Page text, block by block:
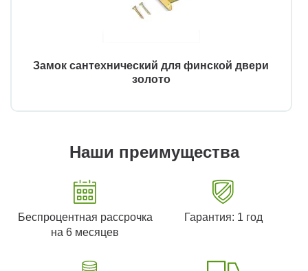
Замок сантехнический для финской двери
золото
Наши преимущества
Беспроцентная рассрочка
на 6 месяцев
Гарантия: 1 год